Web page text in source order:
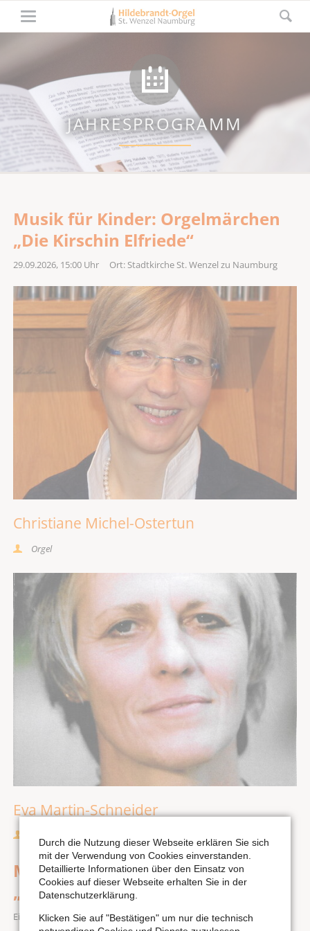
JAHRESPROGRAMM
Musik für Kinder: Orgelmärchen
„Die Kirschin Elfriede“
29.09.2026, 15:00Uhr Ort: Stadtkirche St. Wenzel zu Naumburg
Christiane Michel-Ostertun
Orgel
Eva Martin-Schneider
Musik für Kinder: Orgelmärchen
„Die Kirschin Elfriede“
Eintritt: Vorschulkinder 2,50 € | bis 14 Jahre 4 € | ab 15 Jahre 9 €
Durch die Nutzung dieser Webseite erklären Sie sich
mit der Verwendung von Cookies einverstanden.
Detaillierte Informationen über den Einsatz von
Cookies auf dieser Webseite erhalten Sie in der
Datenschutzerklärung.
Klicken Sie auf "Bestätigen" um nur die technisch